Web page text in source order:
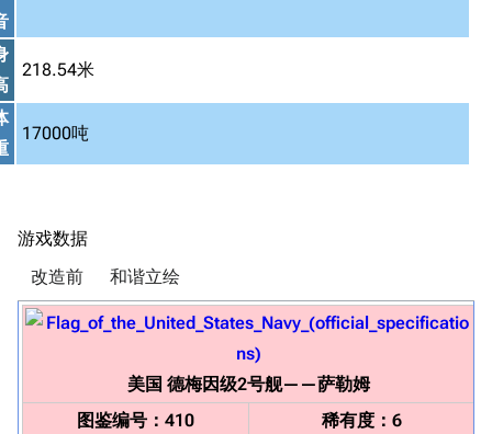
218.54米
17000吨
游戏数据
改造前 和谐立绘
美国 德梅因级2号舰——萨勒姆
图鉴编号：410
稀有度：6